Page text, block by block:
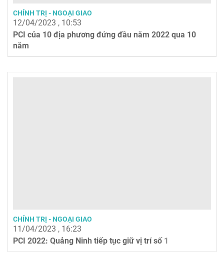
CHÍNH TRỊ - NGOẠI GIAO
12/04/2023 , 10:53
PCI của 10 địa phương đứng đầu năm 2022 qua 10
năm
CHÍNH TRỊ - NGOẠI GIAO
11/04/2023 , 16:23
PCI 2022: Quảng Ninh tiếp tục giữ vị trí số 1